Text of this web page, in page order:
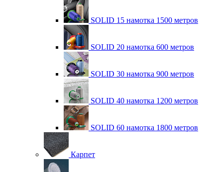
SOLID 15 намотка 1500 метров
SOLID 20 намотка 600 метров
SOLID 30 намотка 900 метров
SOLID 40 намотка 1200 метров
SOLID 60 намотка 1800 метров
Карпет